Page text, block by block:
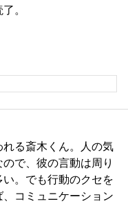
。
る斎木くん。人の気
で、彼の言動は周り
。でも行動のクセを
コミュニケーション